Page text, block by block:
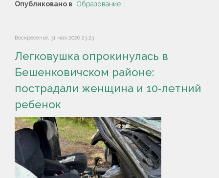
Опубликовано в Образование
Воскресенье, 31 мая 2026 23:23
Легковушка опрокинулась в
Бешенковичском районе:
пострадали женщина и 10-летний
ребенок